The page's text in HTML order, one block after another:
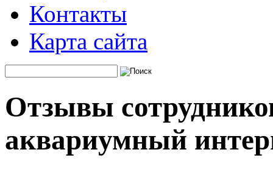
Контакты
Карта сайта
Отзывы
аквариумный